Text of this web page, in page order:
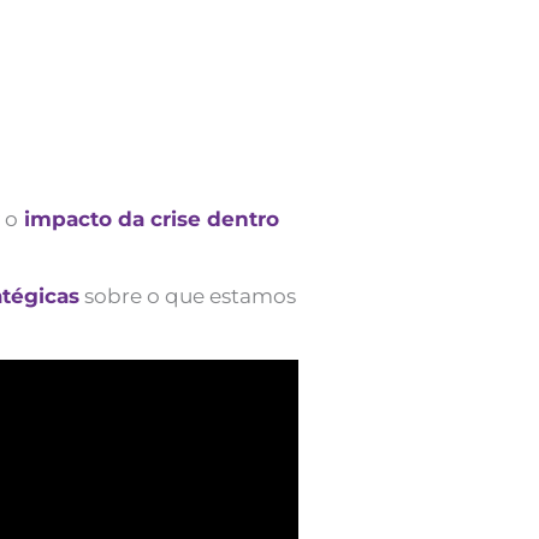
o impacto da crise dentro
sobre o que estamos